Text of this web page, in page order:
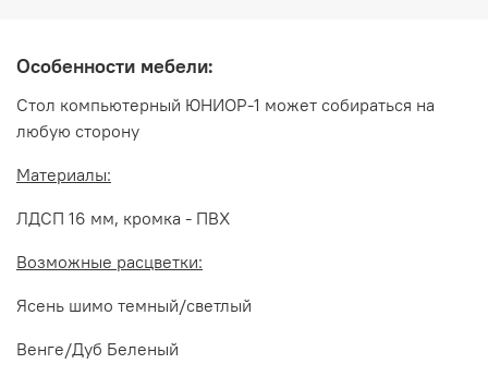
Особенности мебели:
Стол компьютерный ЮНИОР-1 может собираться на
любую сторону
Материалы:
ЛДСП 16 мм, кромка - ПВХ
Возможные расцветки:
Ясень шимо темный/светлый
Венге/Дуб Беленый